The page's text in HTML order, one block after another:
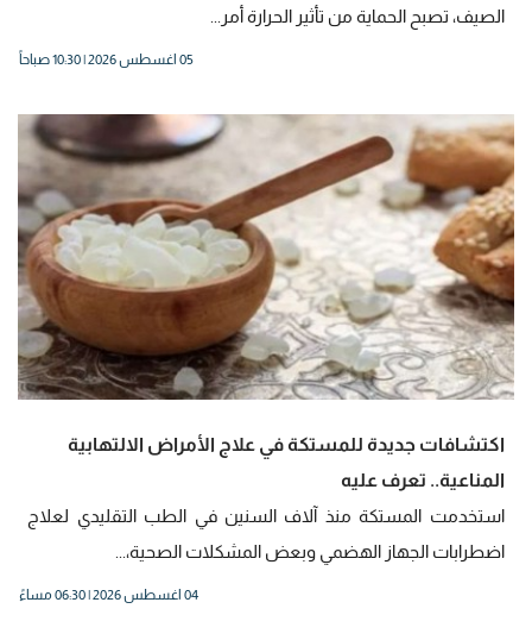
الصيف، تصبح الحماية من تأثير الحرارة أمر...
05 اغسطس 2026 | 10:30 صباحاً
اكتشافات جديدة للمستكة في علاج الأمراض الالتهابية
المناعية.. تعرف عليه
استخدمت المستكة منذ آلاف السنين في الطب التقليدي لعلاج
اضطرابات الجهاز الهضمي وبعض المشكلات الصحية،...
04 اغسطس 2026 | 06:30 مساءً